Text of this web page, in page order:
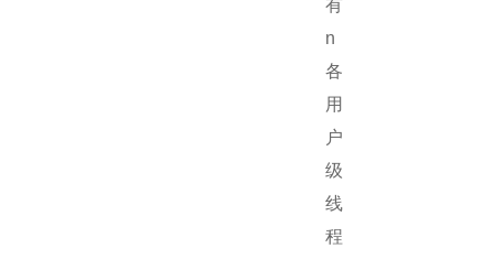
有
n
各
用
户
级
线
程